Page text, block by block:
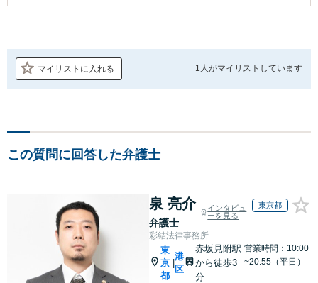
マイリストに入れる 1人がマイリストしています
この質問に回答した弁護士
泉 亮介
弁護士
インタビュ
ーを見る
東京都
彩結法律事務所
東
京
都
港
区
赤坂見附駅
から徒歩3
分
営業時間：10:00
~20:55（平日）